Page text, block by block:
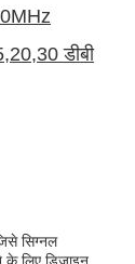
डीबी
सिग्नल